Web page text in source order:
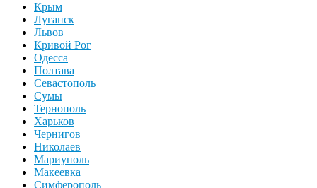
Крым
Луганск
Львов
Кривой Рог
Одесса
Полтава
Севастополь
Сумы
Тернополь
Харьков
Чернигов
Николаев
Мариуполь
Макеевка
Симферополь